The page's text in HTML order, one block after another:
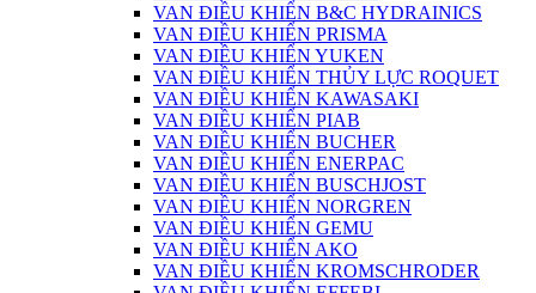
VAN ĐIỀU KHIỂN B&C HYDRAINICS
VAN ĐIỀU KHIỂN PRISMA
VAN ĐIỀU KHIỂN YUKEN
VAN ĐIỀU KHIỂN THỦY LỰC ROQUET
VAN ĐIỀU KHIỂN KAWASAKI
VAN ĐIỀU KHIỂN PIAB
VAN ĐIỀU KHIỂN BUCHER
VAN ĐIỀU KHIỂN ENERPAC
VAN ĐIỀU KHIỂN BUSCHJOST
VAN ĐIỀU KHIỂN NORGREN
VAN ĐIỀU KHIỂN GEMU
VAN ĐIỀU KHIỂN AKO
VAN ĐIỀU KHIỂN KROMSCHRODER